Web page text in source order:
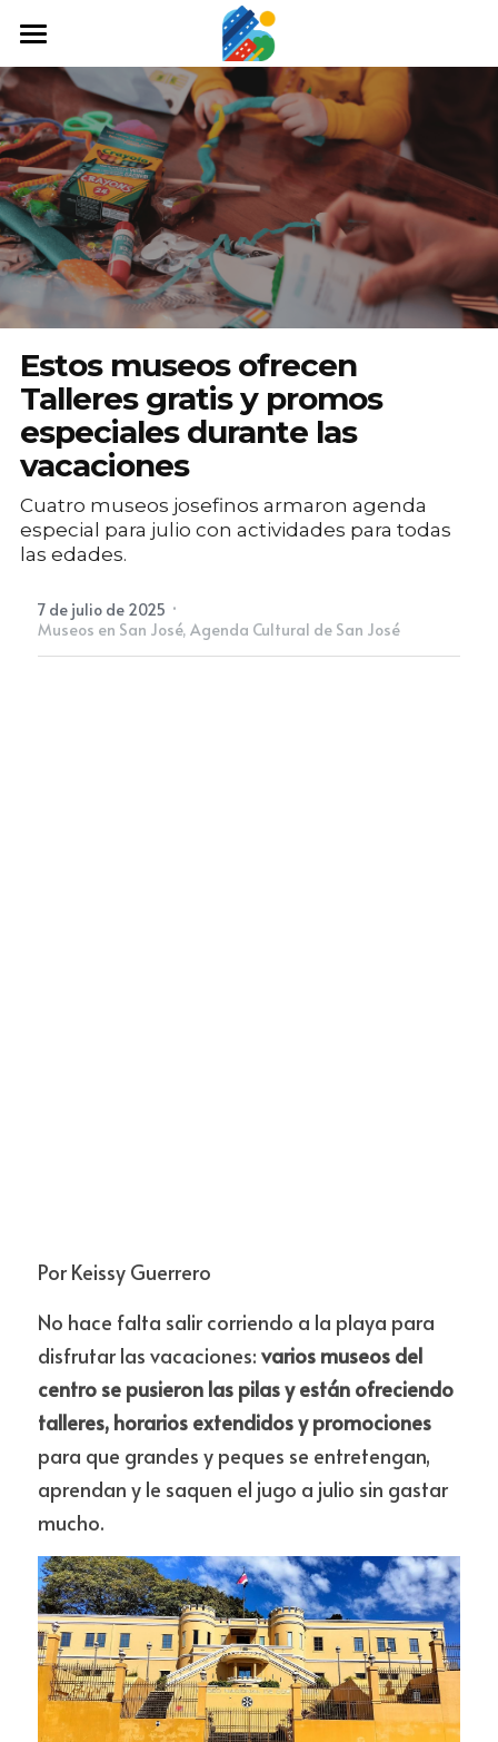
Home
Qué hacer
Arte y cultura
Cine y TV
Comida y tragos
Tours desde San José
Museos
Buscar
Newsletter
Estos museos ofrecen
Talleres gratis y promos
especiales durante las
vacaciones
Cuatro museos josefinos armaron agenda
especial para julio con actividades para todas
las edades.
7 de julio de 2025 ·
Museos en San José, Agenda Cultural de San José
Por Keissy Guerrero
No hace falta salir corriendo a la playa para
disfrutar las vacaciones: varios museos del
centro se pusieron las pilas y están ofreciendo
para que grandes y peques se entretengan,
aprendan y le saquen el jugo a julio sin gastar
mucho.